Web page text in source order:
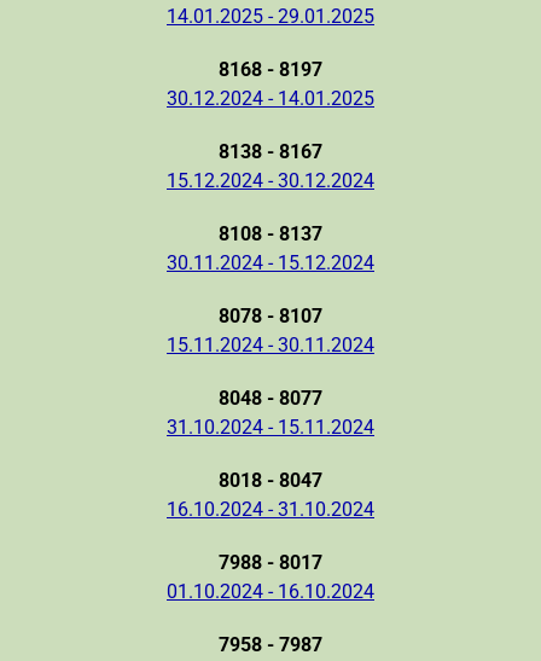
14.01.2025 - 29.01.2025
8168 - 8197
30.12.2024 - 14.01.2025
8138 - 8167
15.12.2024 - 30.12.2024
8108 - 8137
30.11.2024 - 15.12.2024
8078 - 8107
15.11.2024 - 30.11.2024
8048 - 8077
31.10.2024 - 15.11.2024
8018 - 8047
16.10.2024 - 31.10.2024
7988 - 8017
01.10.2024 - 16.10.2024
7958 - 7987